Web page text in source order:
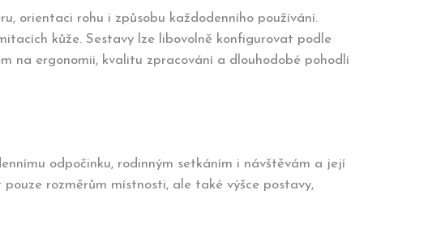
orientaci rohu i způsobu každodenního používání.
kůže. Sestavy lze libovolně konfigurovat podle
na ergonomii, kvalitu zpracování a dlouhodobé pohodlí
odpočinku, rodinným setkáním i návštěvám a její
rozměrům místnosti, ale také výšce postavy,